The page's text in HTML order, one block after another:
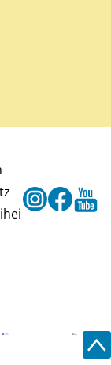
Instagram